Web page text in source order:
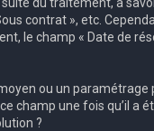
contrat », etc.
le champ « Date de
ou un
champ une fois qu’il a
?